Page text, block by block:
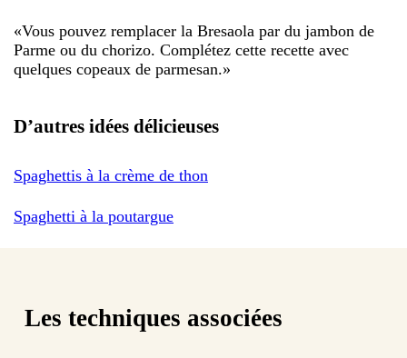
«Vous pouvez remplacer la Bresaola par du jambon de
Parme ou du chorizo. Complétez cette recette avec
quelques copeaux de parmesan.»
D’autres idées délicieuses
Spaghettis à la crème de thon
Spaghetti à la poutargue
Les techniques associées